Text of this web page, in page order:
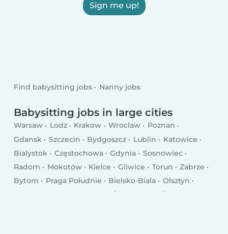
Sign me up!
Find babysitting jobs Nanny jobs
Babysitting jobs in large cities
Warsaw Lodz Krakow Wroclaw
Poznan
Gdansk
Szczecin Bydgoszcz Lublin
Katowice
Bialystok
Częstochowa Gdynia
Sosnowiec
Radom
Mokotów Kielce Gliwice Torun
Zabrze
Bytom
Praga Południe Bielsko-Biala
Olsztyn
Rzeszów
Ursynów Ruda Śląska Rybnik
Wola